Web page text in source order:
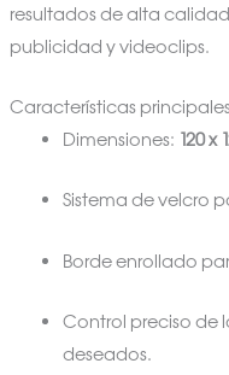
resultados de alta
publicidad y videoclips.
Características
Dimensiones: 120 x
Sistema de velcro
Borde enrollado
Control preciso de
deseados.